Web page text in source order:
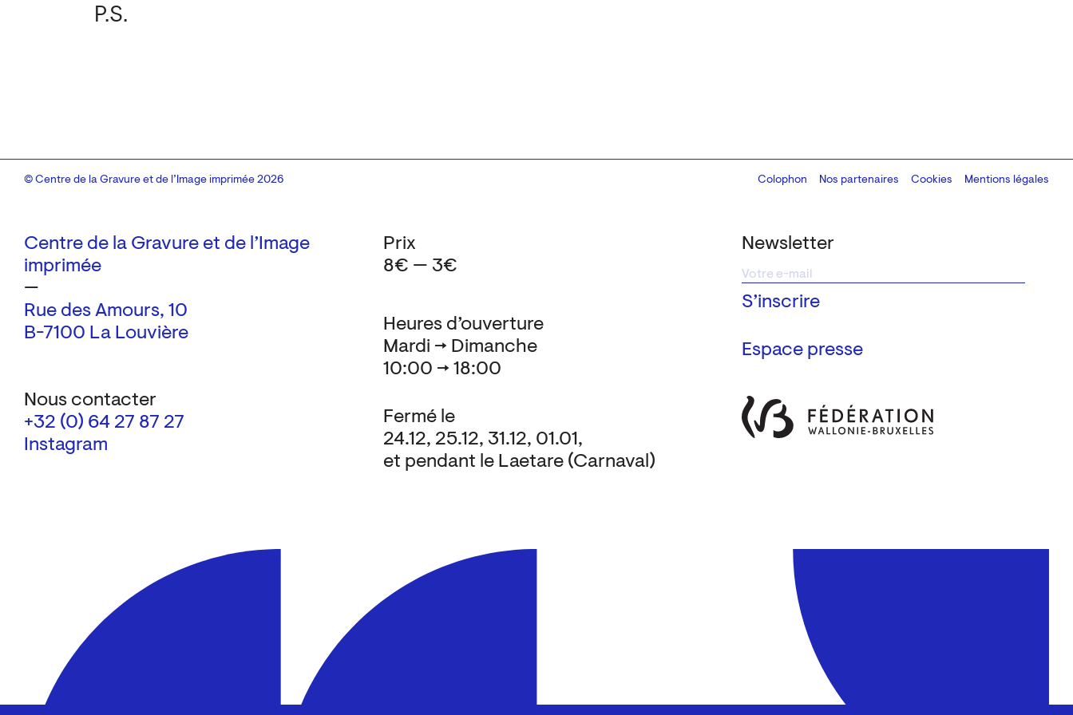
P.S.
Centre de la Gravure et de l’Image
imprimée
—
Rue des Amours, 10
B-7100 La Louvière
Nous contacter
+32 (0) 64 27 87 27
Instagram
Newsletter
Espace presse
Heures d’ouverture
Mardi → Dimanche
10:00 → 18:00
Fermé le
24.12, 25.12, 31.12, 01.01,
et pendant le Laetare (Carnaval)
Prix
8€ — 3€
© Centre de la Gravure et de l’Image imprimée 2026 Colophon
Design:Marcel Kaczmarek, code:8080.studio
Nos partenaires Cookies Mentions légales